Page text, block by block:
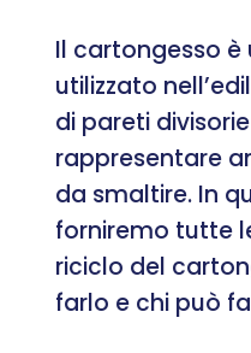
Il cartongesso
utilizzato
di pareti
rappresentare
da smaltire. In
forniremo tutte
riciclo del
farlo e chi può